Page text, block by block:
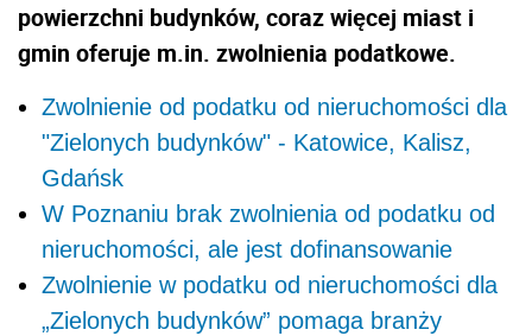
powierzchni budynków, coraz więcej miast i
gmin oferuje m.in. zwolnienia podatkowe.
Zwolnienie od podatku od nieruchomości dla
"Zielonych budynków" - Katowice, Kalisz,
Gdańsk
W Poznaniu brak zwolnienia od podatku od
nieruchomości, ale jest dofinansowanie
Zwolnienie w podatku od nieruchomości dla
„Zielonych budynków” pomaga branży